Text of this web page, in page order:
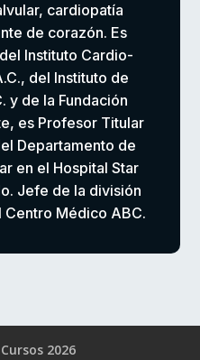
cardiopatía
de corazón. Es
Instituto Cardio-
del Instituto de
y de la Fundación
es Profesor Titular
Departamento de
en el Hospital Star
Jefe de la división
Médico ABC.
Cursos 2026